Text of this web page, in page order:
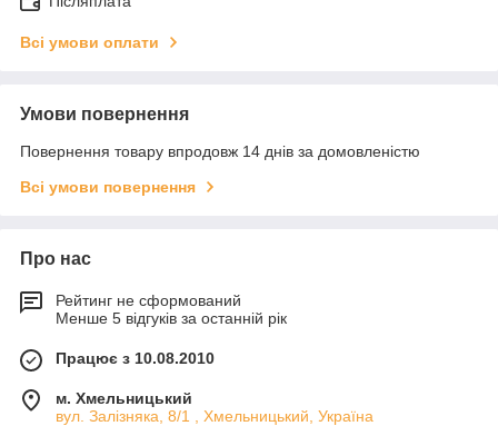
Всі умови оплати
Умови повернення
Повернення товару впродовж 14 днів за домовленістю
Всі умови повернення
Про нас
Рейтинг не сформований
Менше 5 відгуків за останній рік
Працює з 10.08.2010
м. Хмельницький
вул. Залізняка, 8/1 , Хмельницький, Україна